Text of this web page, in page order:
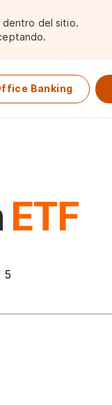
dentro del sitio.
Banking
ETF
5